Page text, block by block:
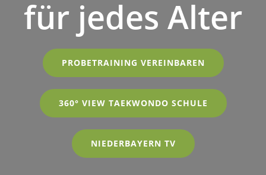
für jedes Alter
PROBETRAINING VEREINBAREN
360° VIEW TAEKWONDO SCHULE
NIEDERBAYERN TV